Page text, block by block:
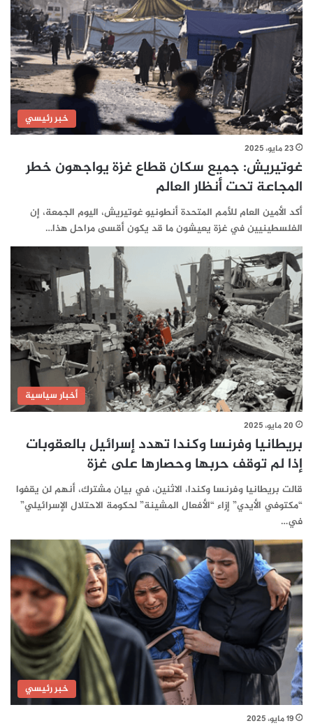
خبر رئيسي
23 مايو، 2025
غوتيريش: جميع سكان قطاع غزة يواجهون خطر
المجاعة تحت أنظار العالم
أكد الأمين العام للأمم المتحدة أنطونيو غوتيريش، اليوم الجمعة، إن
الفلسطينيين في غزة يعيشون ما قد يكون أقسى مراحل هذا…
أخبار سياسية
20 مايو، 2025
بريطانيا وفرنسا وكندا تهدد إسرائيل بالعقوبات
إذا لم توقف حربها وحصارها على غزة
قالت بريطانيا وفرنسا وكندا، الاثنين، في بيان مشترك، أنهم لن يقفوا
“مكتوفي الأيدي” إزاء “الأفعال المشينة” لحكومة الاحتلال الإسرائيلي”
في…
خبر رئيسي
19 مايو، 2025